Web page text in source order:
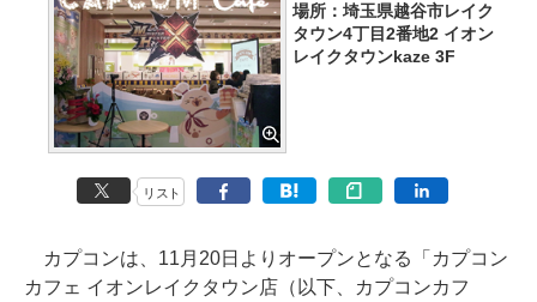
場所：埼玉県越谷市レイク
タウン4丁目2番地2 イオン
レイクタウンkaze 3F
リスト
カプコンは、11月20日よりオープンとなる「カプコン
カフェ イオンレイクタウン店（以下、カプコンカフ